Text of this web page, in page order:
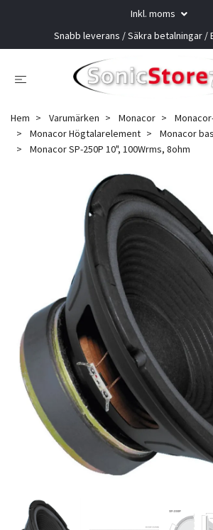
Inkl. moms
Snabb leverans / Säkra betalningar /
Hem Varumärken Monacor
Monacor Högtalarelement
Monacor
Monacor SP-250P 10", 100Wrms, 8ohm